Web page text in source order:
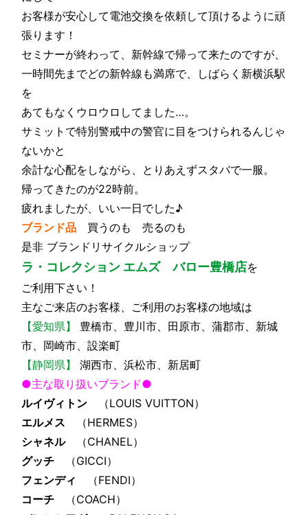
お客様が安心して電池交換を依頼して頂けるように頑
張ります！
セミナーが終わって、新幹線で帰って来たのですが、
一時間先までどの新幹線も満席で、しばらく新横浜駅
を
あてもなくウロウロしてました…。
サミットで特別警戒中の警官に目をつけられるんじゃ
ないかと
余計な心配をしながら、とりあえずスタバで一服。
帰ってきたのが22時前。
疲れましたが、いい一日でした♪
ブランド品 買うのも 売るのも
是非 ブランドリサイクルショップ
ラ・コレクション エムズ バロー豊橋店を
ご利用下さい！
主なご来店のお客様、ご利用のお客様の地域は
【愛知県】
豊橋市、豊川市、田原市、蒲郡市、新城
市、岡崎市、設楽町
【静岡県】
湖西市、浜松市、新居町
●主な取り扱いブランド●
ルイヴィトン （LOUIS VUITTON）
エルメス （HERMES）
シャネル（CHANEL）
グッチ （GICCI）
フェンディ
（FENDI）
コーチ （COACH）